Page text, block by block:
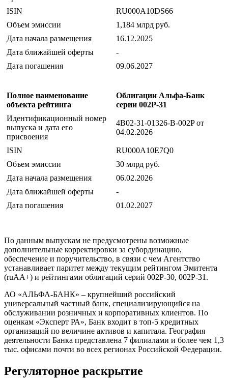
ISIN
RU000A10DS66
Объем эмиссии
1,184 млрд руб.
Дата начала размещения
16.12.2025
Дата ближайшей оферты
-
Дата погашения
09.06.2027
Полное наименование
объекта рейтинга
Облигации Альфа-Банк
серии 002Р-31
Идентификационный номер
выпуска и дата его
присвоения
4B02-31-01326-B-002P от
04.02.2026
ISIN
RU000A10E7Q0
Объем эмиссии
30 млрд руб.
Дата начала размещения
06.02.2026
Дата ближайшей оферты
-
Дата погашения
01.02.2027
По данным выпускам не предусмотрены возможные
дополнительные корректировки за субординацию,
обеспечение и поручительство, в связи с чем Агентство
устанавливает паритет между текущим рейтингом Эмитента
(ruAA+) и рейтингами облигаций серий 002P-30, 002P-31.
АО «АЛЬФА-БАНК» – крупнейший российский
универсальный частный банк, специализирующийся на
обслуживании розничных и корпоративных клиентов. По
оценкам «Эксперт РА», Банк входит в топ-5 кредитных
организаций по величине активов и капитала. География
деятельности Банка представлена 7 филиалами и более чем 1,3
тыс. офисами почти во всех регионах Российской Федерации.
Регуляторное раскрытие